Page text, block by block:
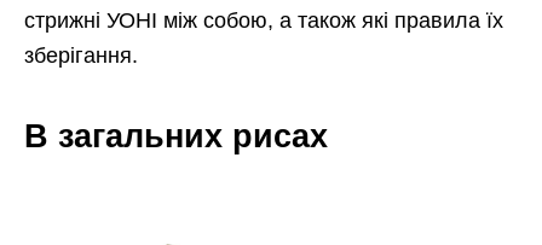
стрижні УОНІ між собою, а також які правила їх
зберігання.
В загальних рисах